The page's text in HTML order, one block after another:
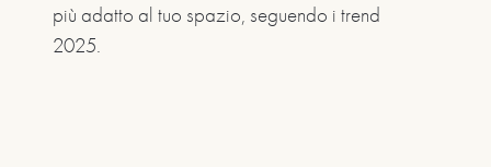
più adatto al tuo spazio, seguendo i trend
2025.